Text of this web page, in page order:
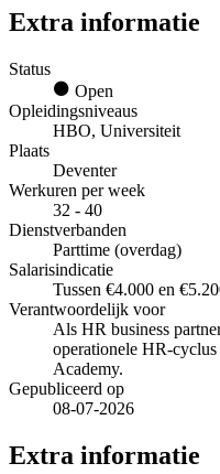
Extra informatie
Status
Open
Opleidingsniveaus
HBO, Universiteit
Plaats
Deventer
Werkuren per week
32 - 40
Dienstverbanden
Parttime (overdag)
Salarisindicatie
Tussen €4.000 en
Verantwoordelijk voor
Als HR business
operationele HR-
Academy.
Gepubliceerd op
08-07-2026
Extra informatie